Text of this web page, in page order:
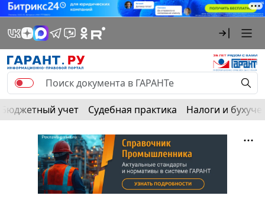
Бюджетный учет Судебная практика Налоги и